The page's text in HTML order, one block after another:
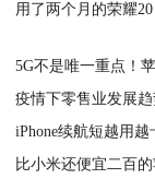
用了两个月的荣耀
5G不是唯一重点！
疫情下零售业发展
iPhone续航短越用
比小米还便宜二百